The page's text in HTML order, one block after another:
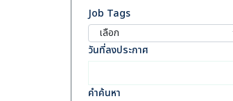
Job Tags
เลือก
วันที่ลงประกาศ
คำค้นหา